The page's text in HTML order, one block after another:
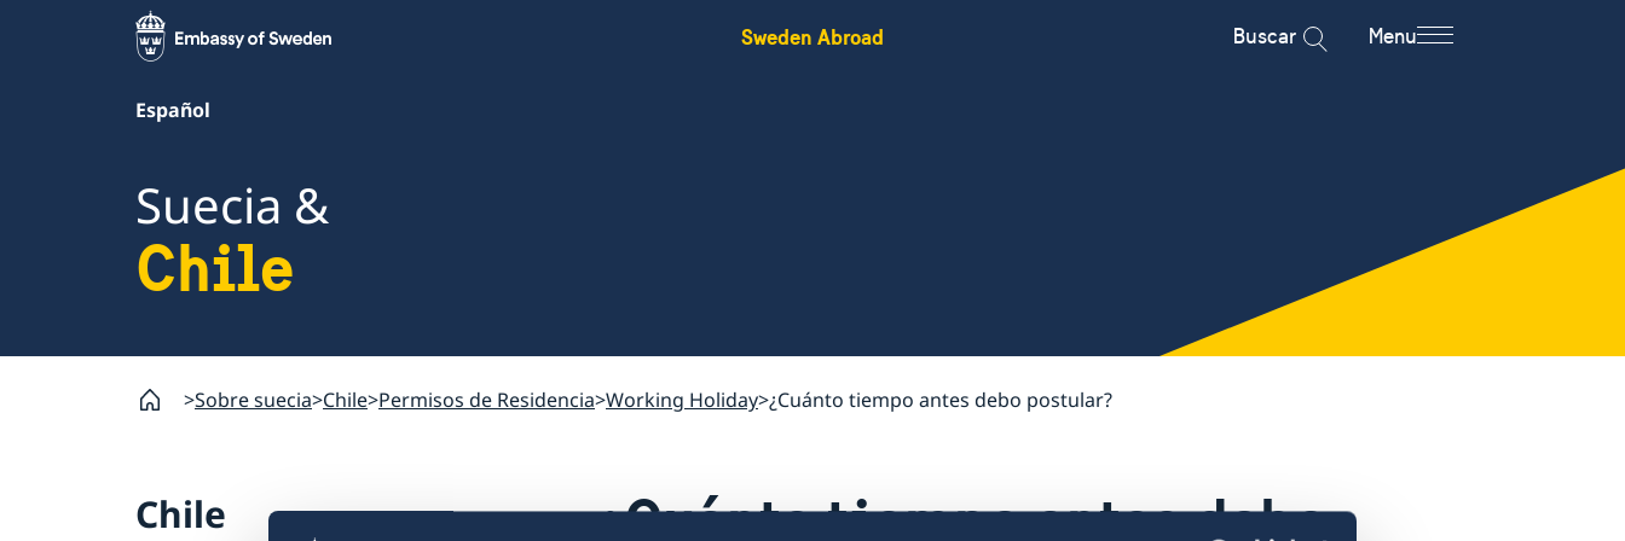
Sweden Abroad Buscar Menu
Español
Suecia &
Chile
Sobre suecia Chile Permisos de Residencia Working Holiday ¿Cuánto tiempo antes debo postular?
Chile
¿Cuánto tiempo antes debo